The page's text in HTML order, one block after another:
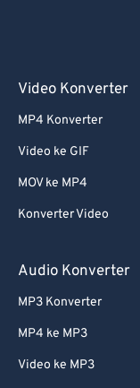
Video Konverter
MP4 Konverter
Video ke GIF
MOV ke MP4
Konverter Video
Audio Konverter
MP3 Konverter
MP4 ke MP3
Video ke MP3